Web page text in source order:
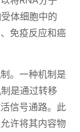
体细胞中的
免疫反应和癌
。一种机制是
是通过转移
信号通路。此
许将其内容物